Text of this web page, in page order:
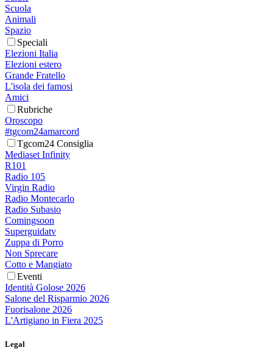
Scuola
Animali
Spazio
Speciali
Elezioni Italia
Elezioni estero
Grande Fratello
L'isola dei famosi
Amici
Rubriche
Oroscopo
#tgcom24amarcord
Tgcom24 Consiglia
Mediaset Infinity
R101
Radio 105
Virgin Radio
Radio Montecarlo
Radio Subasio
Comingsoon
Superguidatv
Zuppa di Porro
Non Sprecare
Cotto e Mangiato
Eventi
Identità Golose 2026
Salone del Risparmio 2026
Fuorisalone 2026
L'Artigiano in Fiera 2025
Legal